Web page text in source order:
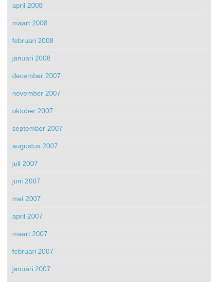
april 2008
maart 2008
februari 2008
januari 2008
december 2007
november 2007
oktober 2007
september 2007
augustus 2007
juli 2007
juni 2007
mei 2007
april 2007
maart 2007
februari 2007
januari 2007